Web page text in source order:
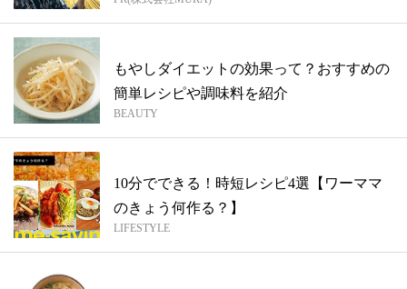
もやしダイエットの効果って？おすすめの
簡単レシピや調味料を紹介
BEAUTY
10分でできる！時短レシピ4選【ワーママ
のきょう何作る？】
LIFESTYLE